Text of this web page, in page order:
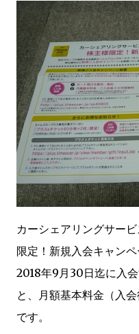
カーシェアリングサー
限定！新規入会キャン
2018年9月30日迄に入
と、月額基本料金（入
です。